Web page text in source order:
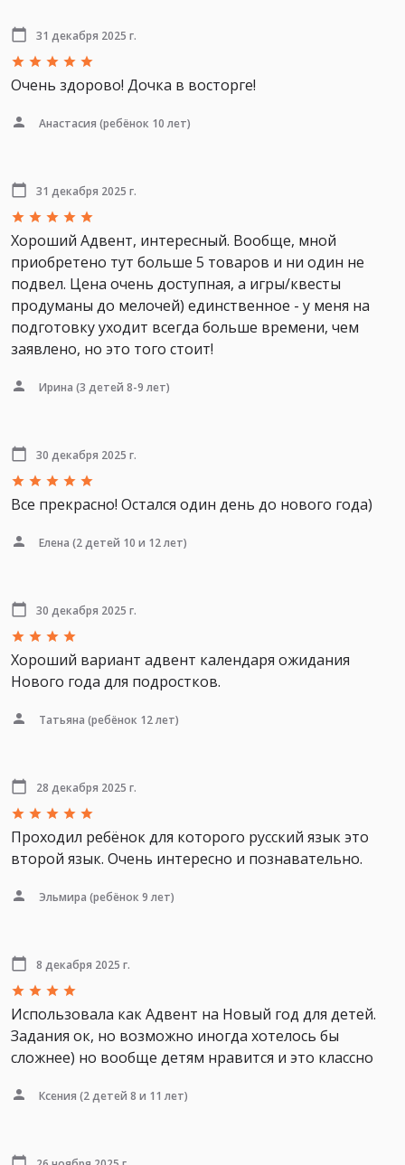
31 декабря 2025 г.
Очень здорово! Дочка в восторге!
Анастасия (ребёнок 10 лет)
31 декабря 2025 г.
Хороший Адвент, интересный. Вообще, мной
приобретено тут больше 5 товаров и ни один не
подвел. Цена очень доступная, а игры/квесты
продуманы до мелочей) единственное - у меня на
подготовку уходит всегда больше времени, чем
заявлено, но это того стоит!
Ирина (3 детей 8-9 лет)
30 декабря 2025 г.
Все прекрасно! Остался один день до нового года)
Елена (2 детей 10 и 12 лет)
30 декабря 2025 г.
Хороший вариант адвент календаря ожидания
Нового года для подростков.
Татьяна (ребёнок 12 лет)
28 декабря 2025 г.
Проходил ребёнок для которого русский язык это
второй язык. Очень интересно и познавательно.
Эльмира (ребёнок 9 лет)
8 декабря 2025 г.
Использовала как Адвент на Новый год для детей.
Задания ок, но возможно иногда хотелось бы
сложнее) но вообще детям нравится и это классно
Ксения (2 детей 8 и 11 лет)